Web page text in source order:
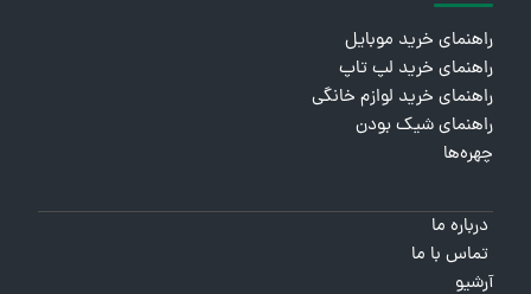
راهنمای خرید موبایل
راهنمای خرید لپ تاپ
راهنمای خرید لوازم خانگی
راهنمای شیک بودن
چهره‌ها
درباره ما
تماس با ما
آرشیو